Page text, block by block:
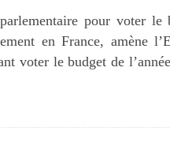
pour voter
en France, amène
voter le budget de